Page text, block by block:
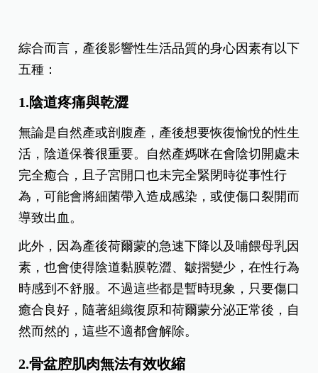
綜合而言，產後影響性生活品質的身心因素有以下
五種：
1.陰道疼痛與乾澀
無論是自然產或剖腹產，產後想要恢復愉悅的性生
活，陰道保養很重要。自然產媽咪在會陰切開處未
完全癒合，且子宮開口也未完全緊閉時從事性行
為，可能會將細菌帶入造成感染，或使傷口裂開而
導致出血。
此外，因為產後荷爾蒙的急速下降以及哺餵母乳因
素，也會使得陰道黏膜乾澀、皺摺變少，在性行為
時感到不舒服。不過這些都是暫時現象，只要傷口
癒合良好，隨著組織復原和荷爾蒙分泌正常後，自
然而然的，這些不適都會解除。
2.骨盆腔肌肉無法有效收縮